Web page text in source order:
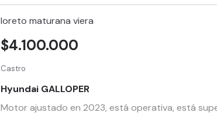
loreto maturana viera
Castro
Hyundai GALLOPER
Motor ajustado en 2023, está operativa, está
$4.100.000